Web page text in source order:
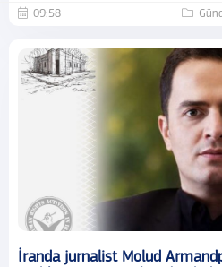
09:58
İranda jurnalist Molud